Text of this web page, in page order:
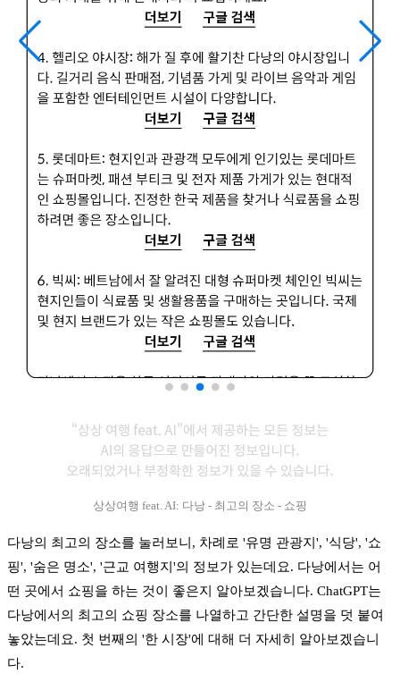
상상여행 feat. AI: 다낭 - 최고의 장소 - 쇼핑
다낭의 최고의 장소를 눌러보니, 차례로 '유명 관광지', '식당', '쇼
핑', '숨은 명소', '근교 여행지'의 정보가 있는데요. 다낭에서는 어
떤 곳에서 쇼핑을 하는 것이 좋은지 알아보겠습니다. ChatGPT는
다낭에서의 최고의 쇼핑 장소를 나열하고 간단한 설명을 덧 붙여
놓았는데요. 첫 번째의 '한 시장'에 대해 더 자세히 알아보겠습니
다.